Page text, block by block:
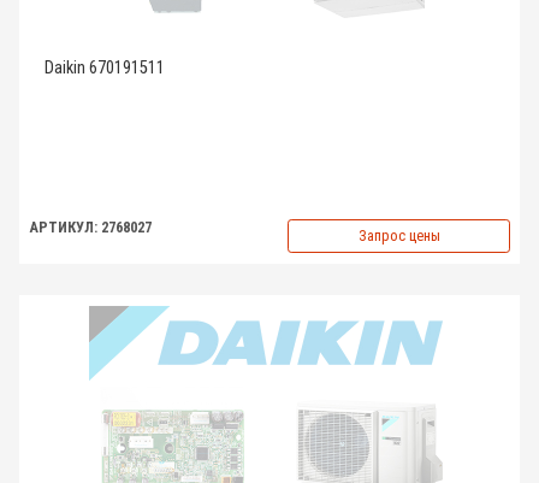
Daikin 670191511
АРТИКУЛ: 2768027 Запрос цены